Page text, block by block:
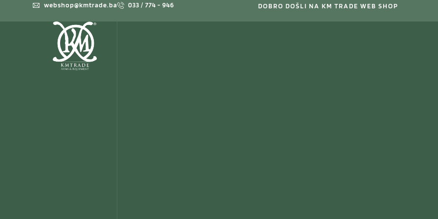
webshop@kmtrade.ba 033 / 774 - 946 DOBRO DOŠLI NA KM TRADE WEB SHOP